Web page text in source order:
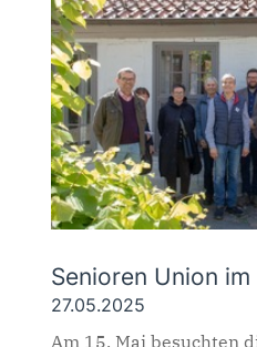
einen tiefen Einblick in
Wahlkreisarbeit – und
Haltung, großer
Ideen. In...
MEHR LESEN
Senioren Union im
27.05.2025
Am 15. Mai besuchten